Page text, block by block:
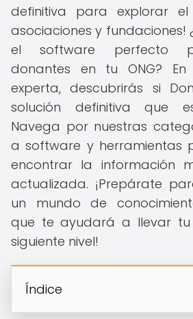
definitiva para explorar
asociaciones y fundaciones!
el software perfecto
donantes en tu ONG? En
experta, descubrirás si
solución definitiva que
Navega por nuestras
a software y herramientas
encontrar la información
actualizada. ¡Prepárate
un mundo de
que te ayudará a llevar tu
siguiente nivel!
Índice